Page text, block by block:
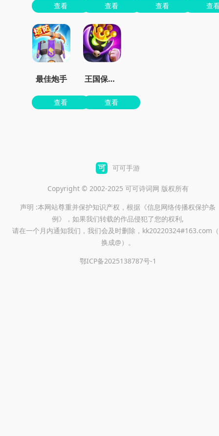
查看 查看 查看 查
最佳炮手
查看
王国保卫战4最新dlc下载
查看
可可手游
Copyright © 2002-2025 可可诗词网 版权所有
声明 :本网站尊重并保护知识产权，根据《信息网络传播权保护条
例》，如果我们转载的作品侵犯了您的权利,
请在一个月内通知我们，我们会及时删除，kk20220324#163.com
换成@）。
鄂ICP备2025138787号-1